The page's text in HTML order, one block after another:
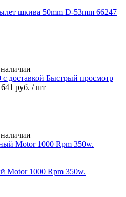
шкива 50mm D-53mm 66247
Быстрый просмотр
руб. / шт
Motor 1000 Rpm 350w.